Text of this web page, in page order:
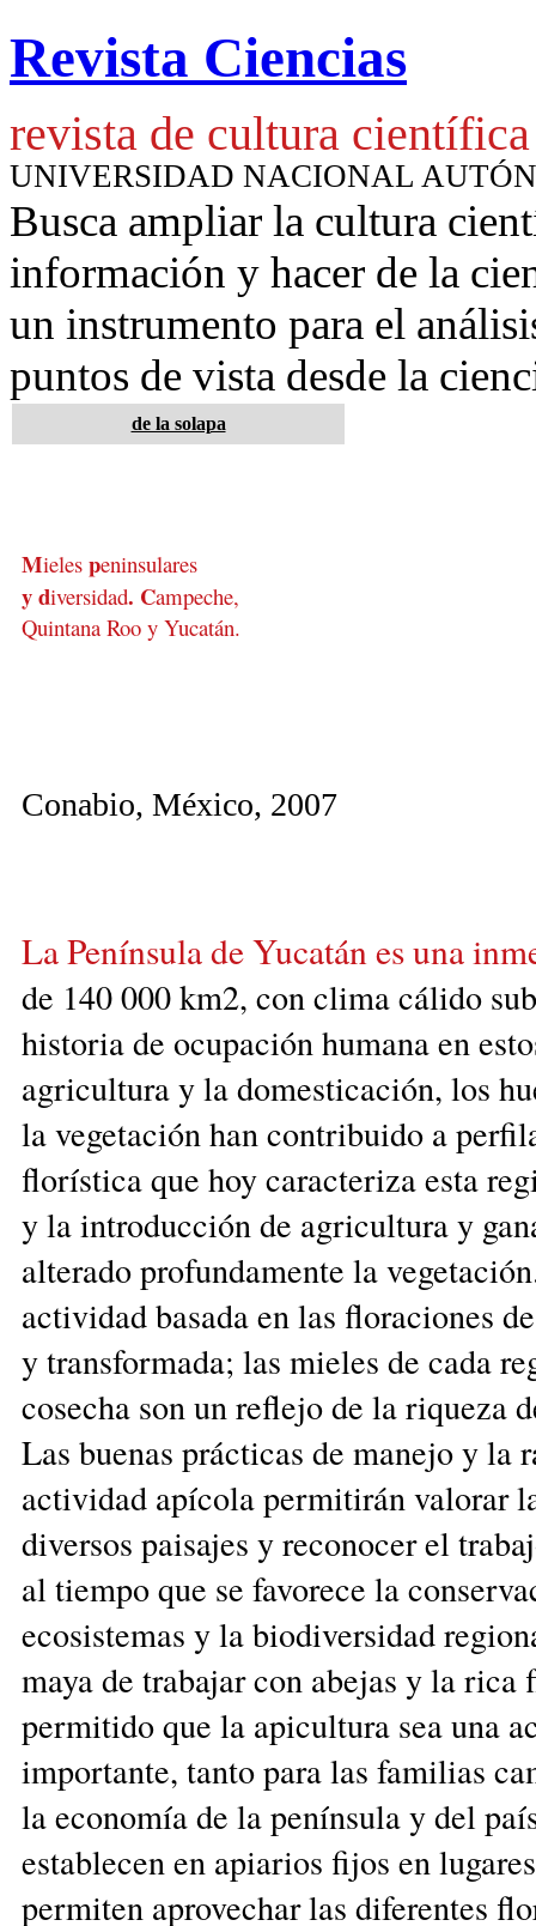
Revista Ciencias
revista de cultura científica
UNIVERSIDAD NACIONAL
Busca ampliar la cultura
información y hacer de la
un instrumento para el
puntos de vista desde la
de la solapa
Mieles peninsulares
y diversidad. Campeche,
Quintana Roo y Yucatán.
Conabio, México, 2007
La Península de Yucatán es una
de 140 000 km2, con clima cálido
historia de ocupación humana en
agricultura y la domesticación, los
la vegetación han contribuido a
florística que hoy caracteriza esta
y la introducción de agricultura y
alterado profundamente la
actividad basada en las floraciones
y transformada; las mieles de cada
cosecha son un reflejo de la riqueza
Las buenas prácticas de manejo y la
actividad apícola permitirán valorar
diversos paisajes y reconocer el
al tiempo que se favorece la
ecosistemas y la biodiversidad
maya de trabajar con abejas y la rica
permitido que la apicultura sea una
importante, tanto para las familias
la economía de la península y del
establecen en apiarios fijos en
permiten aprovechar las diferentes